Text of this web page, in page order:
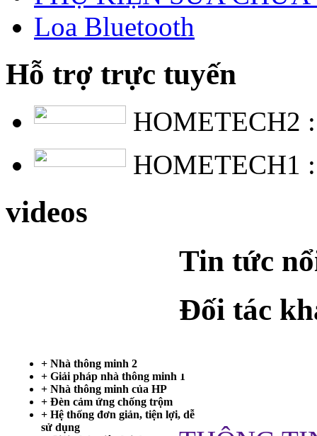
Loa Bluetooth
Hỗ trợ trực tuyến
HOMETECH2
HOMETECH1
videos
+ Nhà thông minh 2
+ Giải pháp nhà thông minh 1
+ Nhà thông minh của HP
+ Đèn cảm ứng chống trộm
+ Hệ thống đơn giản, tiện lợi, dễ
sử dụng
Tin tức
Đối tác